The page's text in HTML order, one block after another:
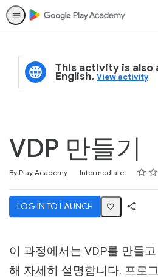
This activity is also
English.View activity
VDP 만들기
By Play Academy
Difficulty Intermediate Rating
1 star
2 stars
3 stars
4 stars
5 stars
Average rating: 5.0
No reviews
LOG IN TO LAUNCH
이 과정에서는 VDP를 만들
해 자세히 설명합니다. 프로